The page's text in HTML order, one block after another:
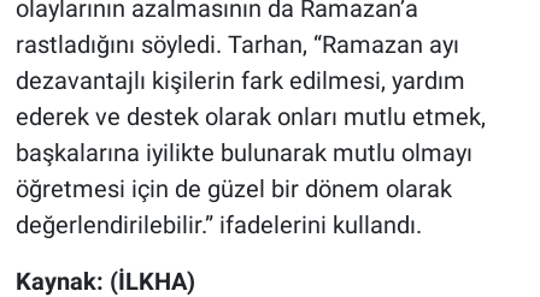
olaylarının azalmasının da Ramazan’a
rastladığını söyledi. Tarhan, “Ramazan ayı
dezavantajlı kişilerin fark edilmesi, yardım
ederek ve destek olarak onları mutlu etmek,
başkalarına iyilikte bulunarak mutlu olmayı
öğretmesi için de güzel bir dönem olarak
değerlendirilebilir.” ifadelerini kullandı.
Kaynak: (İLKHA)